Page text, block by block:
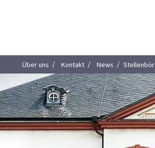
Über uns Kontakt News